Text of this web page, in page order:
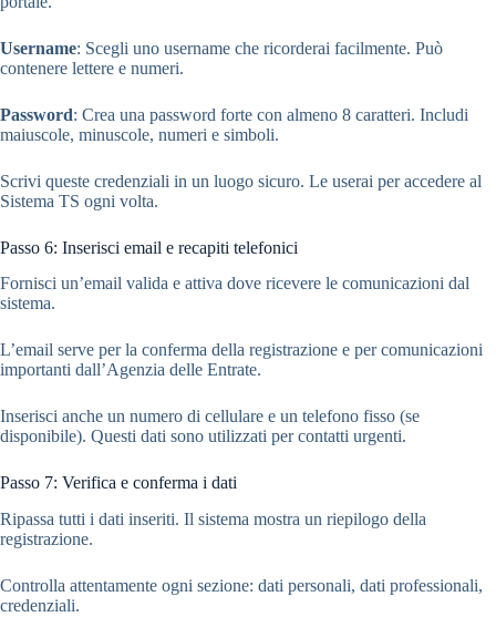
Username: Scegli uno username che ricorderai facilmente. Può
contenere lettere e numeri.
Password: Crea una password forte con almeno 8 caratteri. Includi
maiuscole, minuscole, numeri e simboli.
Scrivi queste credenziali in un luogo sicuro. Le userai per accedere al
Sistema TS ogni volta.
Passo 6: Inserisci email e recapiti telefonici
Fornisci un’email valida e attiva dove ricevere le comunicazioni dal
sistema.
L’email serve per la conferma della registrazione e per comunicazioni
importanti dall’Agenzia delle Entrate.
Inserisci anche un numero di cellulare e un telefono fisso (se
disponibile). Questi dati sono utilizzati per contatti urgenti.
Passo 7: Verifica e conferma i dati
Ripassa tutti i dati inseriti. Il sistema mostra un riepilogo della
registrazione.
Controlla attentamente ogni sezione: dati personali, dati professionali,
credenziali.